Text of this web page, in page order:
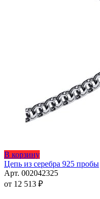
В корзинуЭтот
товар
имеет
несколько
Цепь из серебра 925 пробы
Арт. 002042325
от 12 513 ₽